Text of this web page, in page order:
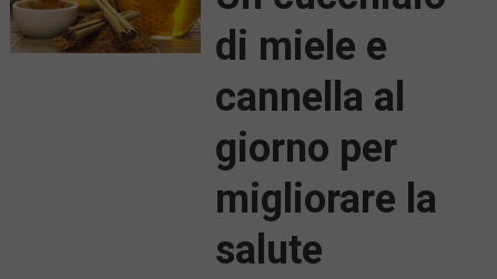
di miele e
cannella al
giorno per
migliorare la
salute